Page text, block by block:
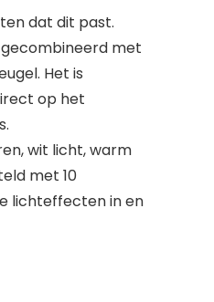
dat dit past.
gecombineerd met
Het is
op het
wit licht, warm
met 10
lichteffecten in en